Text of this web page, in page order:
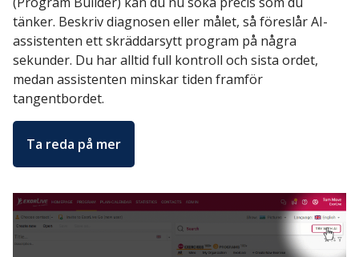
tänker. Beskriv diagnosen eller målet, så föreslår AI-
assistenten ett skräddarsytt program på några
sekunder. Du har alltid full kontroll och sista ordet,
medan assistenten minskar tiden framför
tangentbordet.
Ta reda på mer